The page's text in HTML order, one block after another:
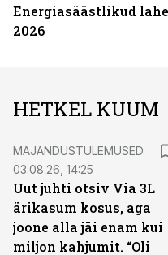
Energiasäästlikud
2026
HETKEL KUUM
MAJANDUSTULEMUSED
03.08.26, 14:25
Uut juhti otsiv Via 3L
ärikasum kosus, aga
joone alla jäi enam kui
miljon kahjumit. “Oli